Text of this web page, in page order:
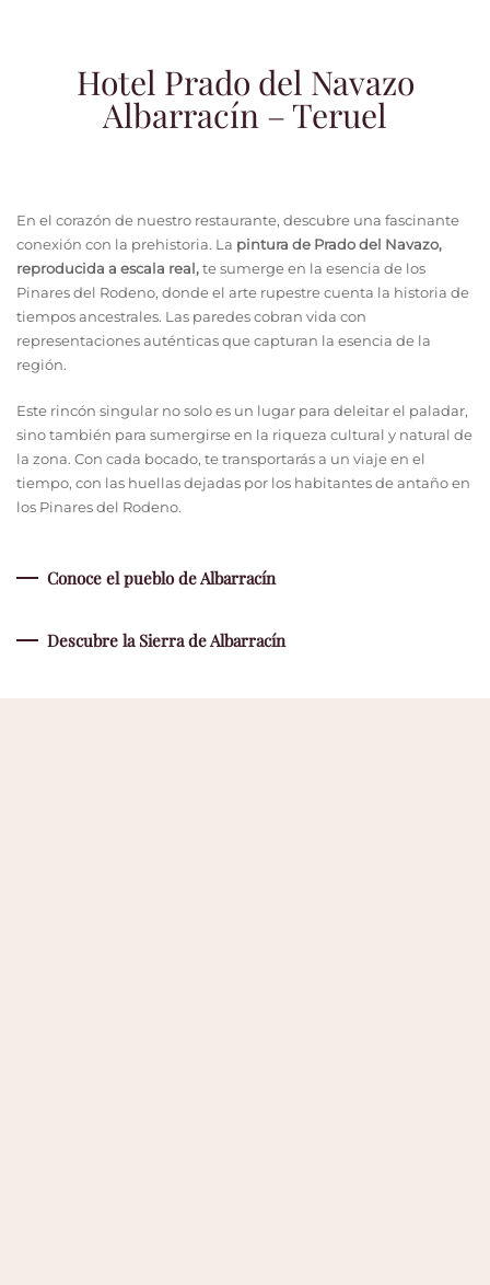
Hotel Prado del Navazo
Albarracín – Teruel
En el corazón de nuestro restaurante, descubre una fascinante
conexión con la prehistoria. La pintura de Prado del Navazo,
reproducida a escala real,te sumerge en la esencia de los
Pinares del Rodeno, donde el arte rupestre cuenta la historia de
tiempos ancestrales. Las paredes cobran vida con
representaciones auténticas que capturan la esencia de la
región.
Este rincón singular no solo es un lugar para deleitar el paladar,
sino también para sumergirse en la riqueza cultural y natural de
la zona. Con cada bocado, te transportarás a un viaje en el
tiempo, con las huellas dejadas por los habitantes de antaño en
los Pinares del Rodeno.
Conoce el pueblo de Albarracín
Descubre la Sierra de Albarracín